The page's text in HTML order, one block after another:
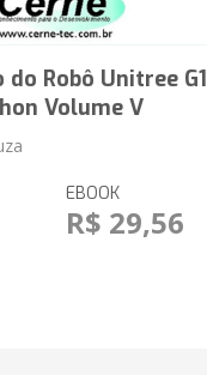
Robô Unitree G1
Volume V
EBOOK
R$ 29,56